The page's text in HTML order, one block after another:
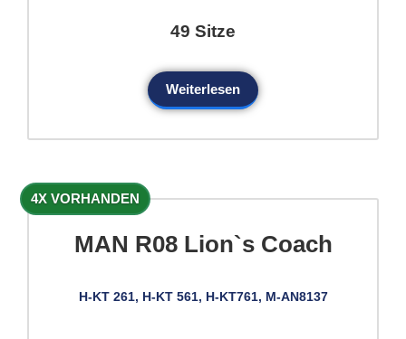
49 Sitze
Weiterlesen
4X VORHANDEN
MAN R08 Lion`s Coach
H-KT 261, H-KT 561, H-KT761, M-AN8137